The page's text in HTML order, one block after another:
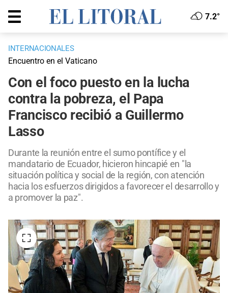
7.2°
INTERNACIONALES
Encuentro en el Vaticano
Con el foco puesto en la lucha
contra la pobreza, el Papa
Francisco recibió a Guillermo
Lasso
Durante la reunión entre el sumo pontífice y el
mandatario de Ecuador, hicieron hincapié en "la
situación política y social de la región, con atención
hacia los esfuerzos dirigidos a favorecer el desarrollo y
a promover la paz".